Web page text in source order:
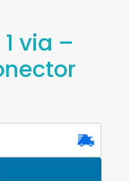
via –